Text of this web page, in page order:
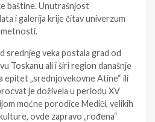
baštine. Unutrašnjost
i galerija krije čitav univerzum
srednjeg veka postala grad od
Toskanu ali i širi region današnje
epitet „srednjovekovne Atine“ ili
je doživela u periodu XV
moćne porodice Mediči, velikih
ovde zapravo „rođena“